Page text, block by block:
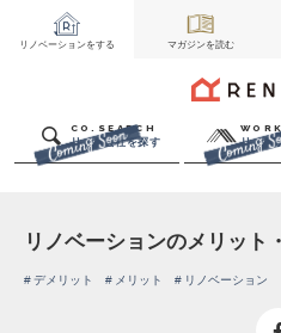
リノベーションをする マガジンを読む
CO.SEARCH
リノベ会社を探す
リノベ
リノベーションのメリット
デメリット メリット リノベーション